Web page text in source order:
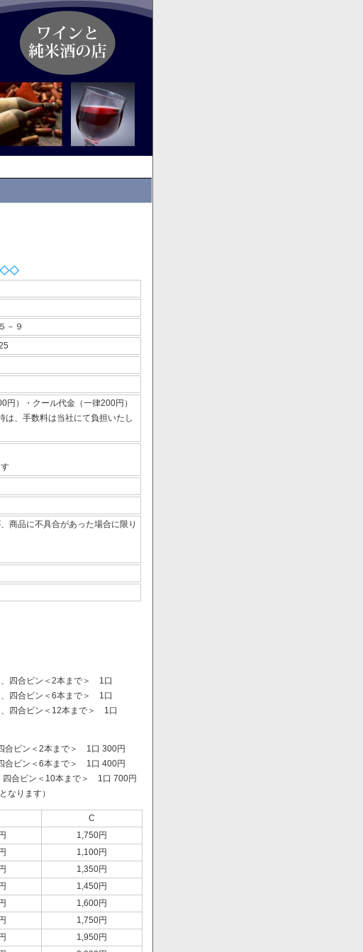
◇◇
－９
）・クール代金（一律200円）
、手数料は当社にて負担いたし
商品に不具合があった場合に限り
、四合ビン＜2本まで＞ 1口
、四合ビン＜6本まで＞ 1口
、四合ビン＜12本まで＞ 1口
合ビン＜2本まで＞ 1口 300円
合ビン＜6本まで＞ 1口 400円
四合ビン＜10本まで＞ 1口 700円
なります）
C
1,750円
1,100円
1,350円
1,450円
1,600円
1,750円
1,950円